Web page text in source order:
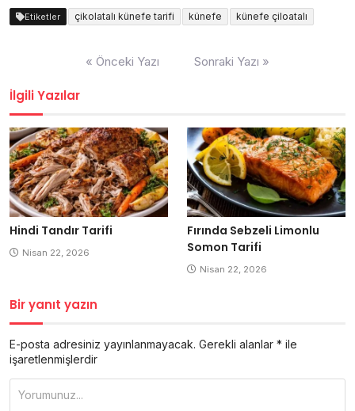
Etiketler çikolatalı künefe tarifi künefe künefe çiloatalı
« Önceki Yazı Sonraki Yazı »
İlgili Yazılar
Hindi Tandır Tarifi
Nisan 22, 2026
Fırında Sebzeli Limonlu
Somon Tarifi
Nisan 22, 2026
Bir yanıt yazın
E-posta adresiniz yayınlanmayacak. Gerekli alanlar * ile
işaretlenmişlerdir